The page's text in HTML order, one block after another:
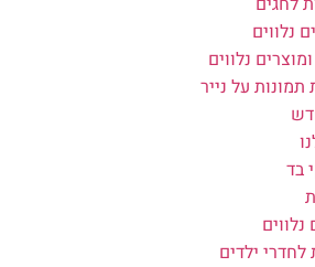
נלווים
נלווים
על נייר
בד
לחדרי ילדים